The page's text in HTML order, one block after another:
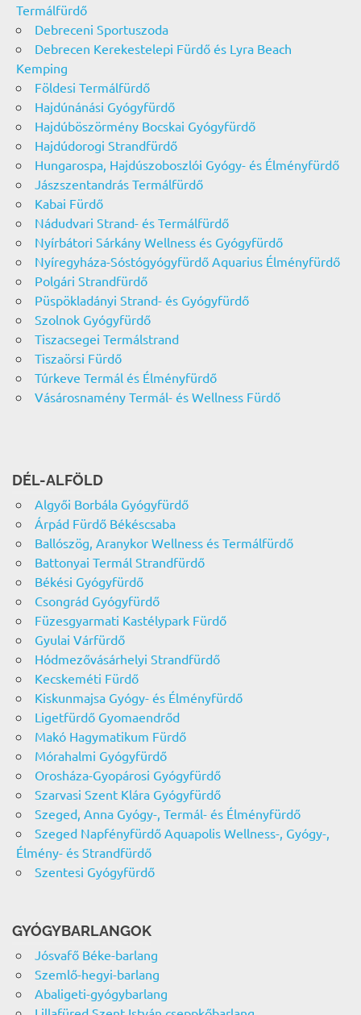
Termálfürdő
Debreceni Sportuszoda
Debrecen Kerekestelepi Fürdő és Lyra Beach
Kemping
Földesi Termálfürdő
Hajdúnánási Gyógyfürdő
Hajdúböszörmény Bocskai Gyógyfürdő
Hajdúdorogi Strandfürdő
Hungarospa, Hajdúszoboszlói Gyógy- és Élményfürdő
Jászszentandrás Termálfürdő
Kabai Fürdő
Nádudvari Strand- és Termálfürdő
Nyírbátori Sárkány Wellness és Gyógyfürdő
Nyíregyháza-Sóstógyógyfürdő Aquarius Élményfürdő
Polgári Strandfürdő
Püspökladányi Strand- és Gyógyfürdő
Szolnok Gyógyfürdő
Tiszacsegei Termálstrand
Tiszaörsi Fürdő
Túrkeve Termál és Élményfürdő
Vásárosnamény Termál- és Wellness Fürdő
DÉL-ALFÖLD
Algyői Borbála Gyógyfürdő
Árpád Fürdő Békéscsaba
Ballószög, Aranykor Wellness és Termálfürdő
Battonyai Termál Strandfürdő
Békési Gyógyfürdő
Csongrád Gyógyfürdő
Füzesgyarmati Kastélypark Fürdő
Gyulai Várfürdő
Hódmezővásárhelyi Strandfürdő
Kecskeméti Fürdő
Kiskunmajsa Gyógy- és Élményfürdő
Ligetfürdő Gyomaendrőd
Makó Hagymatikum Fürdő
Mórahalmi Gyógyfürdő
Orosháza-Gyopárosi Gyógyfürdő
Szarvasi Szent Klára Gyógyfürdő
Szeged, Anna Gyógy-, Termál- és Élményfürdő
Szeged Napfényfürdő Aquapolis Wellness-, Gyógy-,
Élmény- és Strandfürdő
Szentesi Gyógyfürdő
GYÓGYBARLANGOK
Jósvafő Béke-barlang
Szemlő-hegyi-barlang
Abaligeti-gyógybarlang